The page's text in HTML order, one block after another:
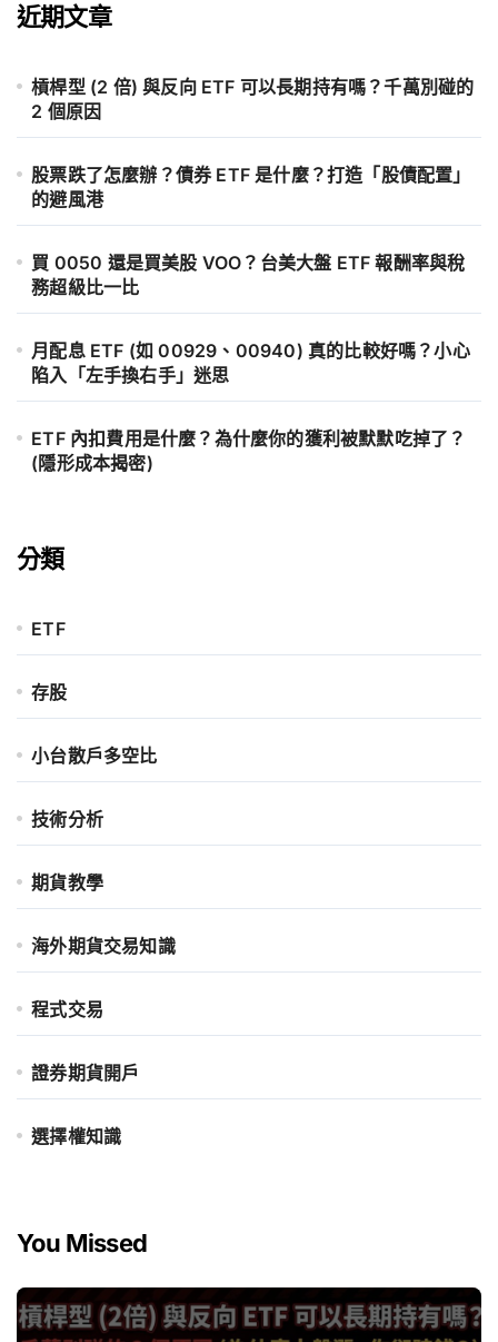
近期文章
槓桿型 (2 倍) 與反向 ETF 可以長期持有嗎？千萬別碰的
2 個原因
股票跌了怎麼辦？債券 ETF 是什麼？打造「股債配置」
的避風港
買 0050 還是買美股 VOO？台美大盤 ETF 報酬率與稅
務超級比一比
月配息 ETF (如 00929、00940) 真的比較好嗎？小心
陷入「左手換右手」迷思
ETF 內扣費用是什麼？為什麼你的獲利被默默吃掉了？
(隱形成本揭密)
分類
ETF
存股
小台散戶多空比
技術分析
期貨教學
海外期貨交易知識
程式交易
證券期貨開戶
選擇權知識
You Missed